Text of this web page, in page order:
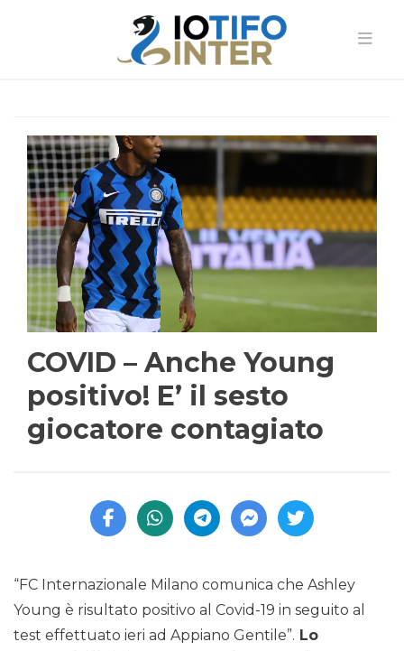
COVID – Anche Young
positivo! E’ il sesto
giocatore contagiato
“FC Internazionale Milano comunica che Ashley
Young è risultato positivo al Covid-19 in seguito al
test effettuato ieri ad Appiano Gentile”. Lo